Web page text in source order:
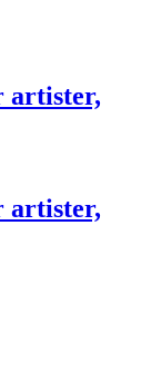
artister,
artister,